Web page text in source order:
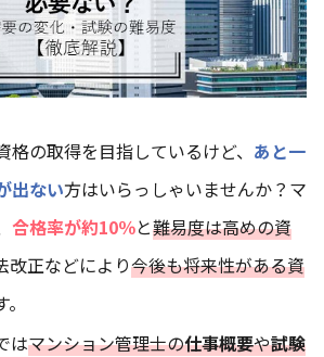
格の取得を目指しているけど、 あと一
出ない方はいらっしゃいませんか？マ
合格率が約10％と難易度は高めの資
改正などにより今後も将来性がある資
はマンション管理士の仕事概要や試験